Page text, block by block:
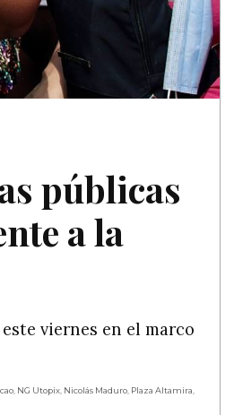
públicas
a la
viernes en el marco
, NG Utopix, Nicolás Maduro, Plaza Altamira,